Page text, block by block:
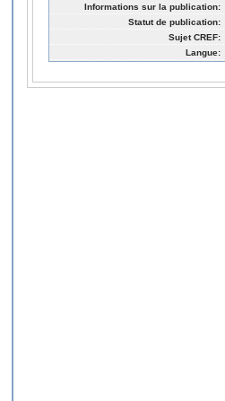
Informations sur la publication:
Statut de publication:
Sujet CREF:
Langue: